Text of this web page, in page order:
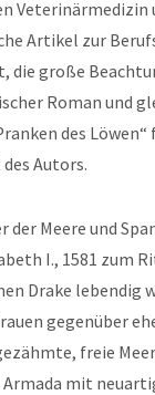
Veterinärmedizin
Artikel zur
die große
Roman und
des
Autors.
Meere und
I., 1581 zum
Drake lebendig
gegenüber
freie
mit